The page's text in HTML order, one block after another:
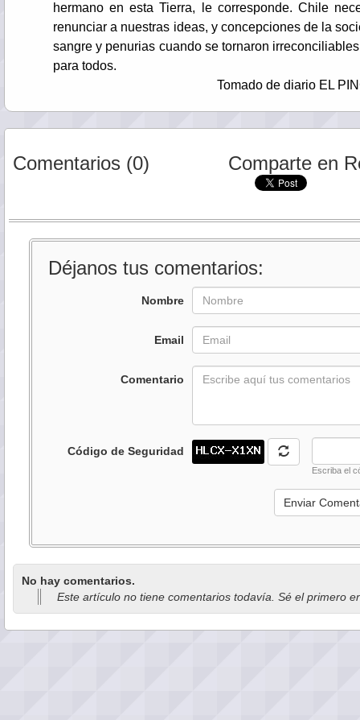
hermano en esta Tierra, le corresponde. Chile
renunciar a nuestras ideas, y concepciones de la
sangre y penurias cuando se tornaron
para todos.
Tomado de diario EL
Comentarios (0) Comparte en
Déjanos tus comentarios:
Nombre
Email
Comentario
Código de Seguridad
Escriba el
No hay comentarios.
Este artículo no tiene comentarios todavía. Sé el primero